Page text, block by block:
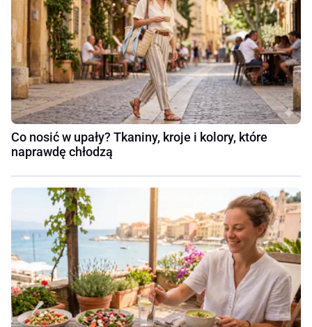
Co nosić w upały? Tkaniny, kroje i kolory, które
naprawdę chłodzą